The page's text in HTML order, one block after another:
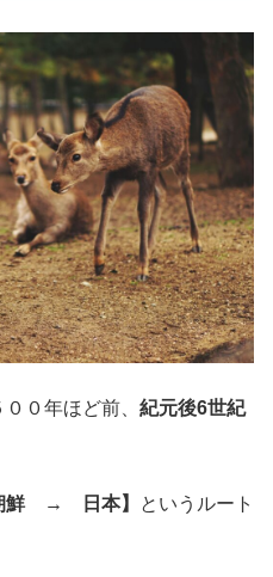
０年ほど前、 紀元後6世紀
→ 日本】
というルート